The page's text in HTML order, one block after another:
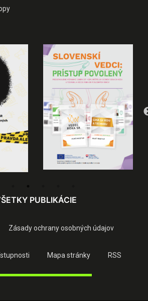
PUBLIKÁCIE
Zásady ochrany osobných údajov
Mapa stránky RSS